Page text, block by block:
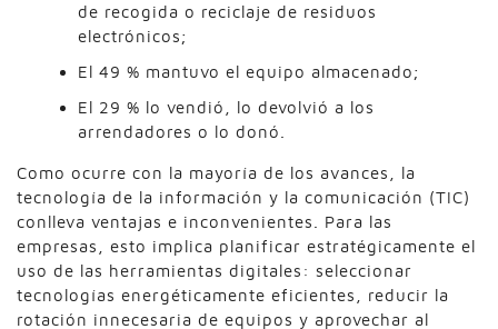
de recogida o reciclaje de residuos
electrónicos;
El 49 % mantuvo el equipo almacenado;
El 29 % lo vendió, lo devolvió a los
arrendadores o lo donó.
Como ocurre con la mayoría de los avances, la
tecnología de la información y la comunicación (TIC)
conlleva ventajas e inconvenientes. Para las
empresas, esto implica planificar estratégicamente el
uso de las herramientas digitales: seleccionar
tecnologías energéticamente eficientes, reducir la
rotación innecesaria de equipos y aprovechar al